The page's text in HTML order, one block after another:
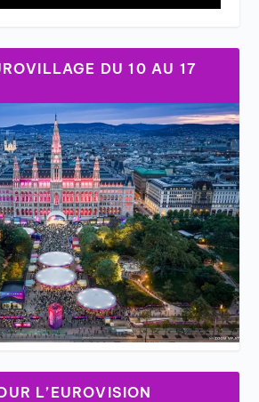
DU 10 AU 17
L’EUROVISION